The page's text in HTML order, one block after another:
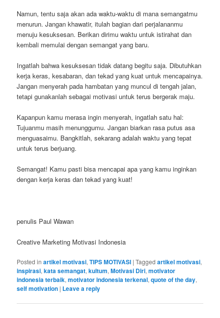
Namun, tentu saja akan ada waktu-waktu di mana semangatmu
menurun. Jangan khawatir, itulah bagian dari perjalananmu
menuju kesuksesan. Berikan dirimu waktu untuk istirahat dan
kembali memulai dengan semangat yang baru.
Ingatlah bahwa kesuksesan tidak datang begitu saja. Dibutuhkan
kerja keras, kesabaran, dan tekad yang kuat untuk mencapainya.
Jangan menyerah pada hambatan yang muncul di tengah jalan,
tetapi gunakanlah sebagai motivasi untuk terus bergerak maju.
Kapanpun kamu merasa ingin menyerah, ingatlah satu hal:
Tujuanmu masih menunggumu. Jangan biarkan rasa putus asa
menguasaimu. Bangkitlah, sekarang adalah waktu yang tepat
untuk terus berjuang.
Semangat! Kamu pasti bisa mencapai apa yang kamu inginkan
dengan kerja keras dan tekad yang kuat!
penulis Paul Wawan
Creative Marketing Motivasi Indonesia
Posted in artikel motivasi,TIPS MOTIVASI |Tagged artikel motivasi,
inspirasi,kata semangat,kultum,Motivasi Diri,motivator
indonesia terbaik,motivator indonesia terkenal,quote of the day,
self motivation | Leave a reply